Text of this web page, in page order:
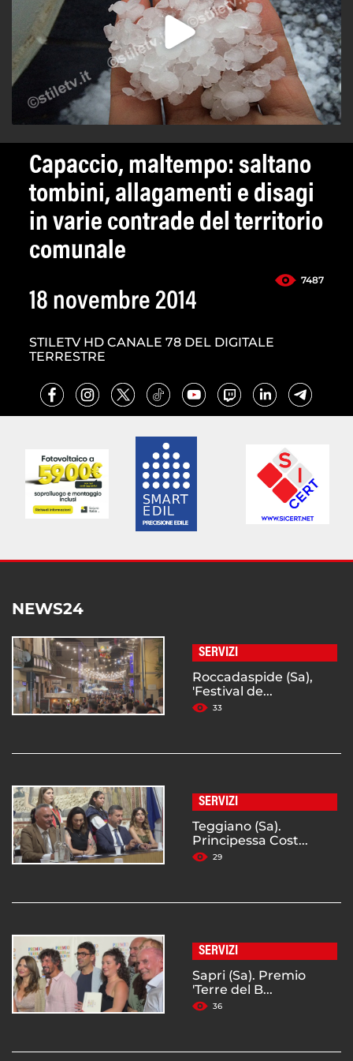
Capaccio, maltempo: saltano
tombini, allagamenti e disagi
in varie contrade del territorio
comunale
7487
18 novembre 2014
STILETV HD CANALE 78 DEL DIGITALE
TERRESTRE
NEWS24
SERVIZI
Roccadaspide (Sa),
'Festival de...
33
SERVIZI
Teggiano (Sa).
Principessa Cost...
29
SERVIZI
Sapri (Sa). Premio
'Terre del B...
36